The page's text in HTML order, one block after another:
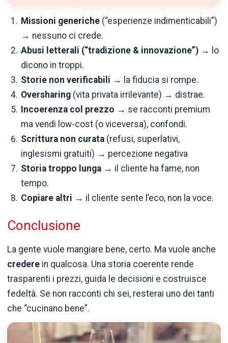
Missioni generiche (“esperienze indimenticabili”)
→ nessuno ci crede.
Abusi letterali (“tradizione & innovazione”) → lo
dicono in troppi.
Storie non verificabili → la fiducia si rompe.
Oversharing (vita privata irrilevante) → distrae.
Incoerenza col prezzo → se racconti premium
ma vendi low-cost (o viceversa), confondi.
Scrittura non curata (refusi, superlativi,
inglesismi gratuiti) → percezione negativa
Storia troppo lunga → il cliente ha fame, non
tempo.
Copiare altri → il cliente sente l’eco, non la voce.
Conclusione
La gente vuole mangiare bene, certo. Ma vuole anche
credere in qualcosa. Una storia coerente rende
trasparenti i prezzi, guida le decisioni e costruisce
fedeltà. Se non racconti chi sei, resterai uno dei tanti
che “cucinano bene”.